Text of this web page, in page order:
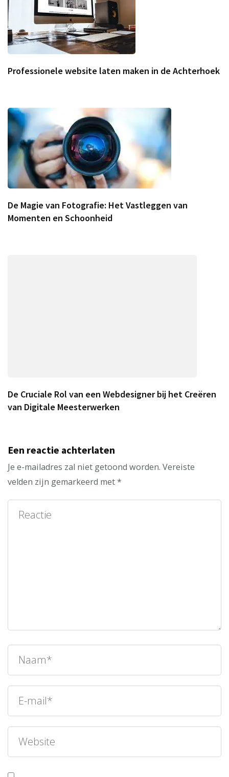
Professionele website laten maken in de Achterhoek
De Magie van Fotografie: Het Vastleggen van
Momenten en Schoonheid
De Cruciale Rol van een Webdesigner bij het Creëren
van Digitale Meesterwerken
Een reactie achterlaten
Je e-mailadres zal niet getoond worden. Vereiste
velden zijn gemarkeerd met*